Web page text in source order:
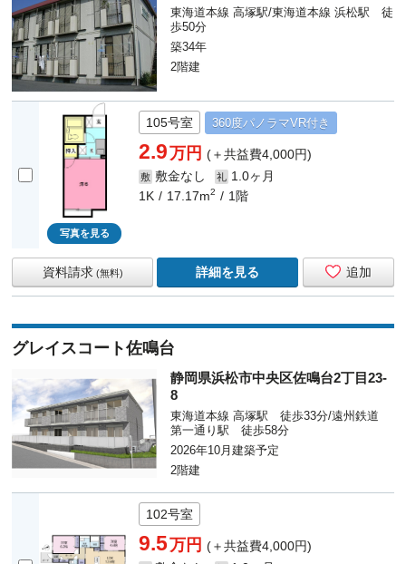
東海道本線 高塚駅/東海道本線 浜松駅 徒
歩50分
築34年
2階建
写真を見る
105号室 360度パノラマVR付き
2.9万円(＋共益費4,000円)
敷 敷金なし 礼 1.0ヶ月
1K
17.17m2 1階
追加
資料請求 (無料) 詳細を見る
グレイスコート佐鳴台
静岡県浜松市中央区佐鳴台2丁目23-
8
東海道本線 高塚駅 徒歩33分/遠州鉄道
第一通り駅 徒歩58分
2026年10月建築予定
2階建
102号室
9.5万円(＋共益費4,000円)